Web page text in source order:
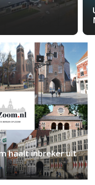
haalt inbreker uit